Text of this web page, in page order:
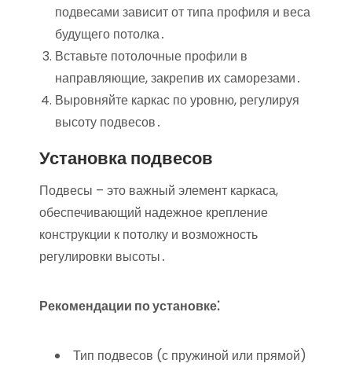
подвесами зависит от типа профиля и веса
будущего потолка․
Вставьте потолочные профили в
направляющие, закрепив их саморезами․
Выровняйте каркас по уровню, регулируя
высоту подвесов․
Установка подвесов
Подвесы – это важный элемент каркаса,
обеспечивающий надежное крепление
конструкции к потолку и возможность
регулировки высоты․
Рекомендации по установке⁚
Тип подвесов (с пружиной или прямой)